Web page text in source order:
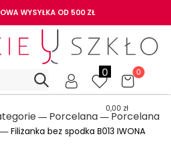
WYSYŁKA OD 500 ZŁ
0 0
0,00 zł
― Porcelana ― Porcelana
― Filiżanka bez spodka B013 IWONA